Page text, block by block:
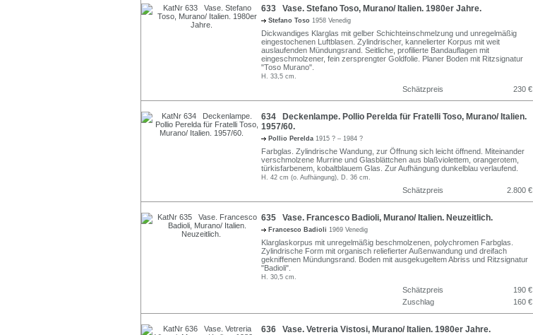
633 Vase. Stefano Toso, Murano/ Italien. 1980er Jahre.
Stefano Toso 1958 Venedig
Dickwandiges Klarglas mit gelber Schichteinschmelzung und unregelmäßig
eingestochenen Luftblasen. Zylindrischer, kannelierter Korpus mit weit
auslaufenden Mündungsrand. Seitliche, profilierte Bandauflagen mit
eingeschmolzener, fein zersprengter Goldfolie. Planer Boden mit Ritzsignatur
"Toso Murano".
H. 33,5 cm.
Schätzpreis 230 €
634 Deckenlampe. Pollio Perelda für Fratelli Toso, Murano/ Italien.
1957/60.
Pollio Perelda 1915 ? – 1984 ?
Farbglas. Zylindrische Wandung, zur Öffnung sich leicht öffnend. Miteinander
verschmolzene Murrine und Glasblättchen aus blaßviolettem, orangerotem,
türkisfarbenem, kobaltblauem Glas. Zur Aufhängung dunkelblau verlaufend.
H. 42 cm (o. Aufhängung), D. 36 cm.
Schätzpreis 2.800 €
635 Vase. Francesco Badioli, Murano/ Italien. Neuzeitlich.
Francesco Badioli 1969 Venedig
Klarglaskorpus mit unregelmäßig beschmolzenen, polychromen Farbglas.
Zylindrische Form mit organisch reliefierter Außenwandung und dreifach
gekniffenen Mündungsrand. Boden mit ausgekugeltem Abriss und Ritzsignatur
"Badioli".
H. 30,5 cm.
Schätzpreis
190 €
Zuschlag
160 €
636 Vase. Vetreria Vistosi, Murano/ Italien. 1980er Jahre.